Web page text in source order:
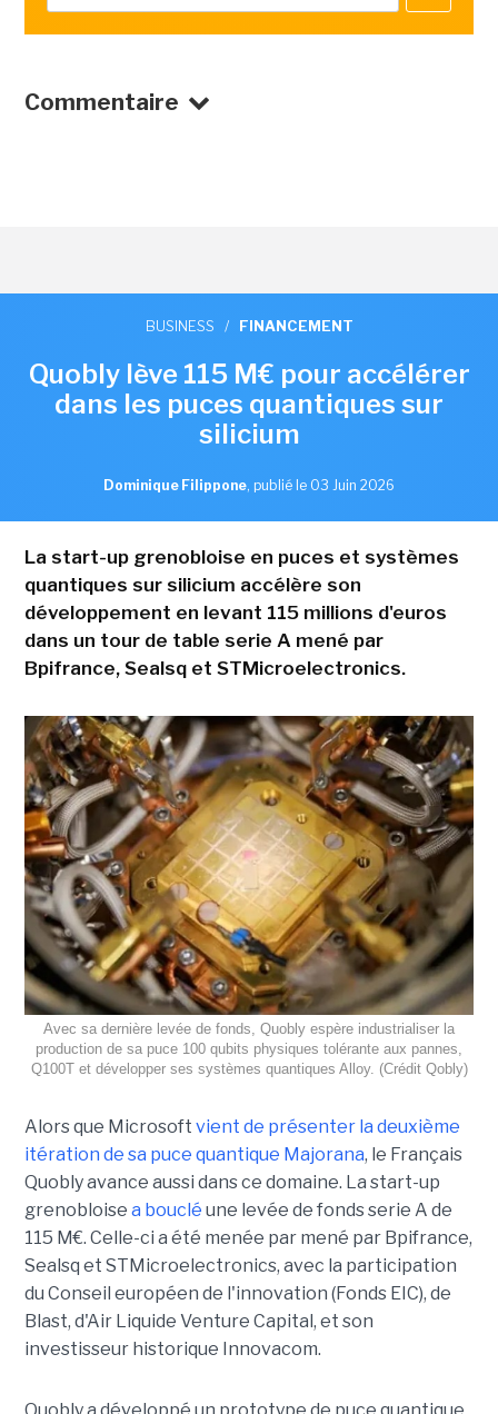
Commentaire
BUSINESS / FINANCEMENT
Quobly lève 115 M€ pour accélérer
dans les puces quantiques sur
silicium
Dominique Filippone, publié le 03 Juin 2026
La start-up grenobloise en puces et systèmes
quantiques sur silicium accélère son
développement en levant 115 millions d'euros
dans un tour de table serie A mené par
Bpifrance, Sealsq et STMicroelectronics.
Avec sa dernière levée de fonds, Quobly espère industrialiser la
production de sa puce 100 qubits physiques tolérante aux pannes,
Q100T et développer ses systèmes quantiques Alloy. (Crédit Qobly)
Alors que Microsoft vient de présenter la deuxième
itération de sa puce quantique Majorana, le Français
Quobly avance aussi dans ce domaine. La start-up
grenobloise a bouclé une levée de fonds serie A de
115 M€. Celle-ci a été menée par mené par Bpifrance,
Sealsq et STMicroelectronics, avec la participation
du Conseil européen de l'innovation (Fonds EIC), de
Blast, d'Air Liquide Venture Capital, et son
investisseur historique Innovacom.